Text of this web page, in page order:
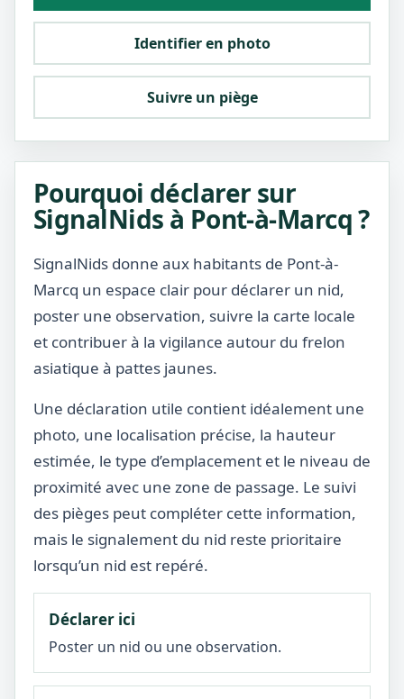
Identifier en photo
Suivre un piège
Pourquoi déclarer sur
SignalNids à Pont-à-Marcq ?
SignalNids donne aux habitants de Pont-à-
Marcq un espace clair pour déclarer un nid,
poster une observation, suivre la carte locale
et contribuer à la vigilance autour du frelon
asiatique à pattes jaunes.
Une déclaration utile contient idéalement une
photo, une localisation précise, la hauteur
estimée, le type d’emplacement et le niveau de
proximité avec une zone de passage. Le suivi
des pièges peut compléter cette information,
mais le signalement du nid reste prioritaire
lorsqu’un nid est repéré.
Déclarer ici
Poster un nid ou une observation.